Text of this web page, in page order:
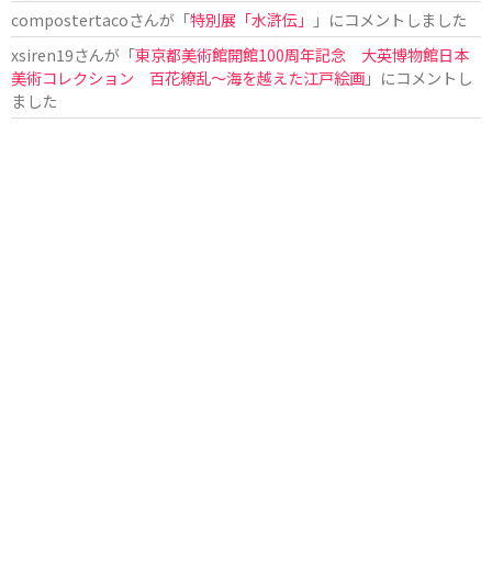
compostertacoさんが「特別展「水滸伝」
」にコメントしました
xsiren19さんが「東京都美術館開館100周年記念 大英博物館日本
美術コレクション 百花繚乱～海を越えた江戸絵画」にコメントし
ました